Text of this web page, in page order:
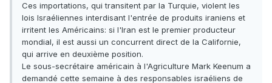
Ces importations, qui transitent par la Turquie, violent les
lois Israéliennes interdisant l'entrée de produits iraniens et
irritent les Américains: si l'Iran est le premier producteur
mondial, il est aussi un concurrent direct de la Californie,
qui arrive en deuxième position.
Le sous-secrétaire américain à l'Agriculture Mark Keenum a
demandé cette semaine à des responsables israéliens de